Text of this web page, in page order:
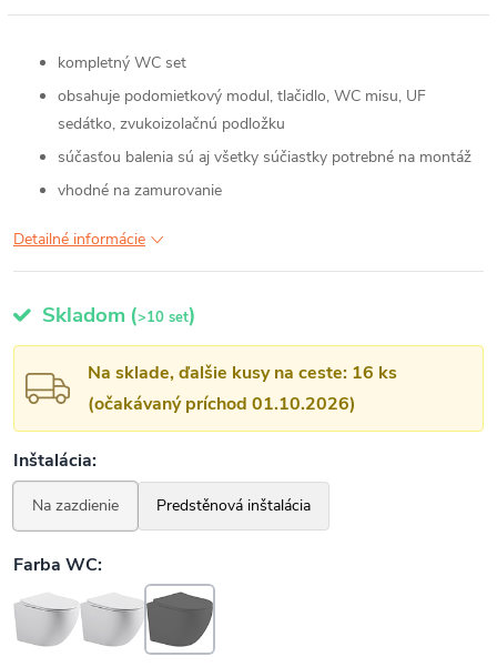
kompletný WC set
obsahuje podomietkový modul, tlačidlo, WC misu, UF
sedátko, zvukoizolačnú podložku
súčasťou balenia sú aj všetky súčiastky potrebné na montáž
vhodné na zamurovanie
Detailné informácie
Skladom (>10 set)
Na sklade, ďalšie kusy na ceste: 16 ks
(očakávaný príchod 01.10.2026)